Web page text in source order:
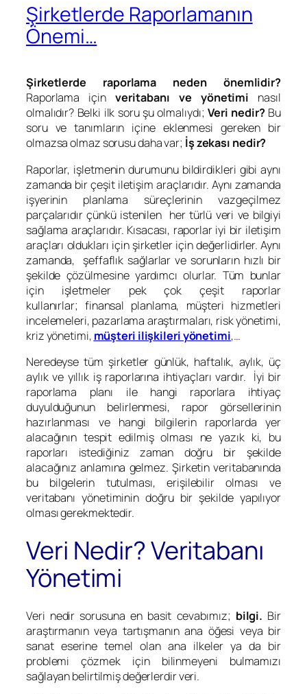
Şirketlerde Raporlamanın
Önemi…
Şirketlerde raporlama neden önemlidir?
Raporlama içinveritabanı ve yönetimi nasıl
olmalıdır? Belki ilk soru şu olmalıydı;Veri nedir?Bu
soru ve tanımların içine eklenmesi gereken bir
olmazsa olmaz sorusu daha var; İş zekası nedir?
Raporlar, işletmenin durumunu bildirdikleri gibi aynı
zamanda bir çeşit iletişim araçlarıdır. Aynı zamanda
işyerinin planlama süreçlerinin vazgeçilmez
parçalarıdır çünkü istenilen her türlü veri ve bilgiyi
sağlama araçlarıdır. Kısacası, raporlar iyi bir iletişim
araçları oldukları için şirketler için değerlidirler. Aynı
zamanda, şeffaflık sağlarlar ve sorunların hızlı bir
şekilde çözülmesine yardımcı olurlar. Tüm bunlar
için işletmeler pek çok çeşit raporlar
kullanırlar; finansal planlama, müşteri hizmetleri
incelemeleri, pazarlama araştırmaları, risk yönetimi,
kriz yönetimi, müşteri ilişkileri yönetimi,…
Neredeyse tüm şirketler günlük, haftalık, aylık, üç
aylık ve yıllık iş raporlarına ihtiyaçları vardır. İyi bir
raporlama planı ile hangi raporlara ihtiyaç
duyulduğunun belirlenmesi, rapor görsellerinin
hazırlanması ve hangi bilgilerin raporlarda yer
alacağının tespit edilmiş olması ne yazık ki, bu
raporları istediğiniz zaman doğru bir şekilde
alacağınız anlamına gelmez. Şirketin veritabanında
bu bilgelerin tutulması, erişilebilir olması ve
veritabanı yönetiminin doğru bir şekilde yapılıyor
olması gerekmektedir.
Veri Nedir? Veritabanı
Yönetimi
Veri nedir sorusuna en basit cevabımız; bilgi. Bir
araştırmanın veya tartışmanın ana öğesi veya bir
sanat eserine temel olan ana ilkeler ya da bir
problemi çözmek için bilinmeyeni bulmamızı
sağlayan belirtilmiş değerlerdir veri.